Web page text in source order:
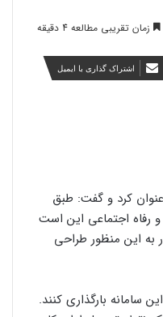
زمان تقریبی مطالعه 4 دقیقه
اشتراک گذاری با ایمیل
کرد و گفت: طبق
رفاه اجتماعی این است
به این منظور طراحی
سامانه بارگذاری کنند.